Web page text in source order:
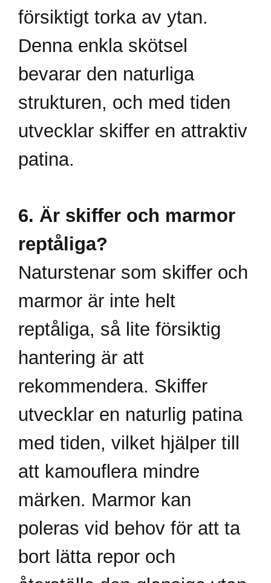
försiktigt torka av ytan.
Denna enkla skötsel
bevarar den naturliga
strukturen, och med tiden
utvecklar skiffer en attraktiv
patina.
6. Är skiffer och marmor
reptåliga?
Naturstenar som skiffer och
marmor är inte helt
reptåliga, så lite försiktig
hantering är att
rekommendera. Skiffer
utvecklar en naturlig patina
med tiden, vilket hjälper till
att kamouflera mindre
märken. Marmor kan
poleras vid behov för att ta
bort lätta repor och